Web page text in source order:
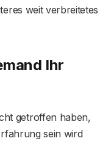
weit verbreitetes
Ihr
getroffen haben,
sein wird